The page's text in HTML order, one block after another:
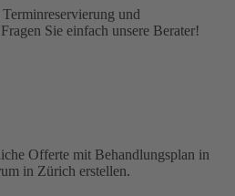
und
Sie einfach unsere Berater!
Offerte mit Behandlungsplan in
in Zürich erstellen.